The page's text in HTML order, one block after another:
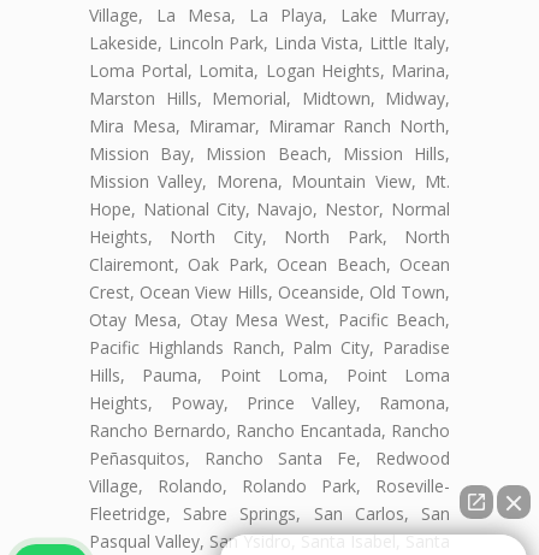
Village, La Mesa, La Playa, Lake Murray,
Lakeside, Lincoln Park, Linda Vista, Little Italy,
Loma Portal, Lomita, Logan Heights, Marina,
Marston Hills, Memorial, Midtown, Midway,
Mira Mesa, Miramar, Miramar Ranch North,
Mission Bay, Mission Beach, Mission Hills,
Mission Valley, Morena, Mountain View, Mt.
Hope, National City, Navajo, Nestor, Normal
Heights, North City, North Park, North
Clairemont, Oak Park, Ocean Beach, Ocean
Crest, Ocean View Hills, Oceanside, Old Town,
Otay Mesa, Otay Mesa West, Pacific Beach,
Pacific Highlands Ranch, Palm City, Paradise
Hills, Pauma, Point Loma, Point Loma
Heights, Poway, Prince Valley, Ramona,
Rancho Bernardo, Rancho Encantada, Rancho
Peñasquitos, Rancho Santa Fe, Redwood
Village, Rolando, Rolando Park, Roseville-
Fleetridge, Sabre Springs, San Carlos, San
Pasqual Valley, San Ysidro, Santa Isabel, Santa